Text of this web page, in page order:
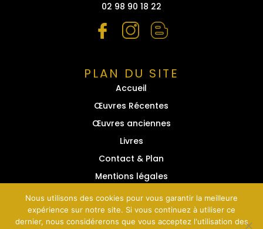
02 98 90 18 22
PLAN DU SITE
Accueil
Œuvres Récentes
Œuvres anciennes
Livres
Contact & Plan
Mentions légales
Nous utilisons des cookies pour vous garantir la meilleure
expérience sur notre site. Si vous continuez à utiliser ce
dernier, nous considérerons que vous acceptez l'utilisation des